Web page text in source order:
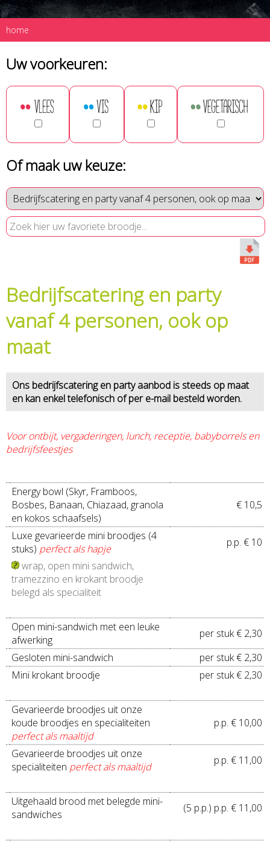
home
Uw voorkeuren:
Of maak uw keuze:
Bedrijfscatering en party
vanaf 4 personen, ook op
maat
Ons bedrijfscatering en party aanbod is steeds op maat
en kan enkel telefonisch of per e-mail besteld worden.
Voor ontbijt, vergaderingen, lunch, receptie, babyborrels en
bedrijfsfeestjes
Energy bowl (Skyr, Framboos,
Bosbes, Banaan, Chiazaad, granola
en kokos schaafsels)
€ 10,5
Luxe gevarieerde mini broodjes (4
stuks) perfect als hapje
p.p. € 10
wrap, open mini sandwich,
tramezzino en krokant broodje
belegd als specialiteit
Open mini-sandwich met een leuke
afwerking
per stuk € 2,30
Gesloten mini-sandwich
per stuk € 2,30
Mini krokant broodje
per stuk € 2,30
Gevarieerde broodjes uit onze
koude broodjes en specialiteiten
perfect als maaltijd
p.p. € 10,00
Gevarieerde broodjes uit onze
specialiteiten perfect als maaltijd p.p. € 11,00
Uitgehaald brood met belegde mini-
sandwiches
(5 p.p.) p.p. € 11,00